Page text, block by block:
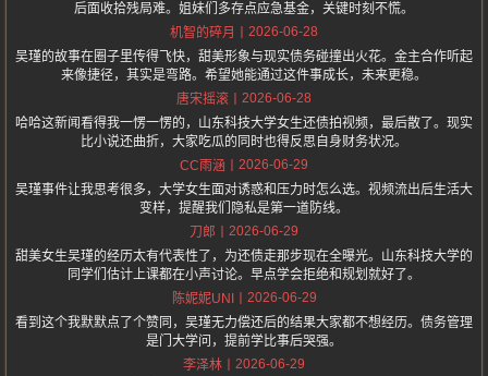
后面收拾残局难。姐妹们多存点应急基金，关键时刻不慌。
机智的碎月
2026-06-28
吴瑾的故事在圈子里传得飞快，甜美形象与现实债务碰撞出火花。金主合作听起
来像捷径，其实是弯路。希望她能通过这件事成长，未来更稳。
唐宋摇滚
2026-06-28
哈哈这新闻看得我一愣一愣的，山东科技大学女生还债拍视频，最后散了。现实
比小说还曲折，大家吃瓜的同时也得反思自身财务状况。
CC雨涵
2026-06-29
吴瑾事件让我思考很多，大学女生面对诱惑和压力时怎么选。视频流出后生活大
变样，提醒我们隐私是第一道防线。
刀郎
2026-06-29
甜美女生吴瑾的经历太有代表性了，为还债走那步现在全曝光。山东科技大学的
同学们估计上课都在小声讨论。早点学会拒绝和规划就好了。
陈妮妮UNI
2026-06-29
看到这个我默默点了个赞同，吴瑾无力偿还后的结果大家都不想经历。债务管理
是门大学问，提前学比事后哭强。
李泽林
2026-06-29